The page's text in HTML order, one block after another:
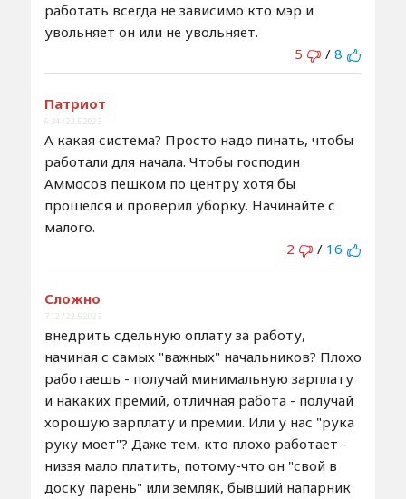
работать всегда не зависимо кто мэр и
увольняет он или не увольняет.
5
/ 8
Патриот
6:34 / 22.5.2023
А какая система? Просто надо пинать, чтобы
работали для начала. Чтобы господин
Аммосов пешком по центру хотя бы
прошелся и проверил уборку. Начинайте с
малого.
2
/ 16
Сложно
7:12 / 22.5.2023
внедрить сдельную оплату за работу,
начиная с самых "важных" начальников? Плохо
работаешь - получай минимальную зарплату
и накаких премий, отличная работа - получай
хорошую зарплату и премии. Или у нас "рука
руку моет"? Даже тем, кто плохо работает -
низзя мало платить, потому-что он "свой в
доску парень" или земляк, бывший напарник